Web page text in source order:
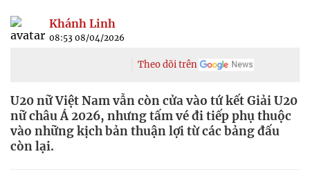
Khánh Linh
08:53 08/04/2026
Theo dõi trên
U20 nữ Việt Nam vẫn còn cửa vào tứ kết Giải U20
nữ châu Á 2026, nhưng tấm vé đi tiếp phụ thuộc
vào những kịch bản thuận lợi từ các bảng đấu
còn lại.